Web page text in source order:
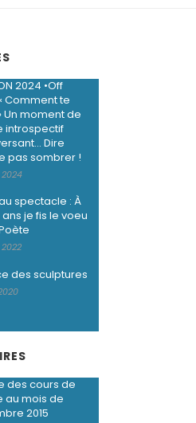
2024 •Off
Comment te
Un moment de
introspectif
Dire
pas sombrer !
spectacle : À
je fis le voeu
des sculptures
des cours de
au mois de
2015